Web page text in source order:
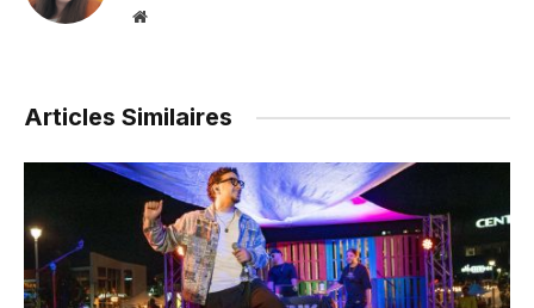
Website
Articles Similaires